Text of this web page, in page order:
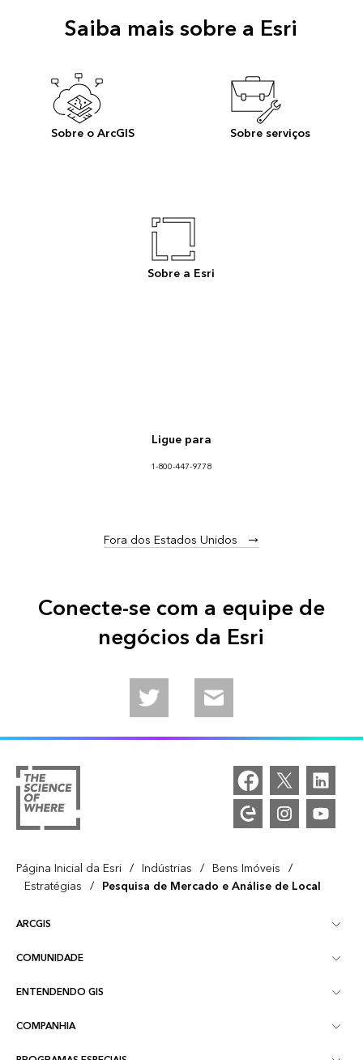
Saiba mais sobre a Esri
Sobre o ArcGIS Sobre serviços
Sobre a Esri
Ligue para
1-800-447-9778
Fora dos Estados Unidos
Conecte-se com a equipe de
negócios da Esri
Follow us on Twitter
Email us
Página Inicial da Esri / Indústrias / Bens Imóveis /
Estratégias / Pesquisa de Mercado e Análise de Local
ARCGIS
Visão Geral do ArcGIS
Mapeamento
COMUNIDADE
Esri Community
ArcGIS Blog
ENTENDENDO GIS
O que é GIS?
COMPANHIA